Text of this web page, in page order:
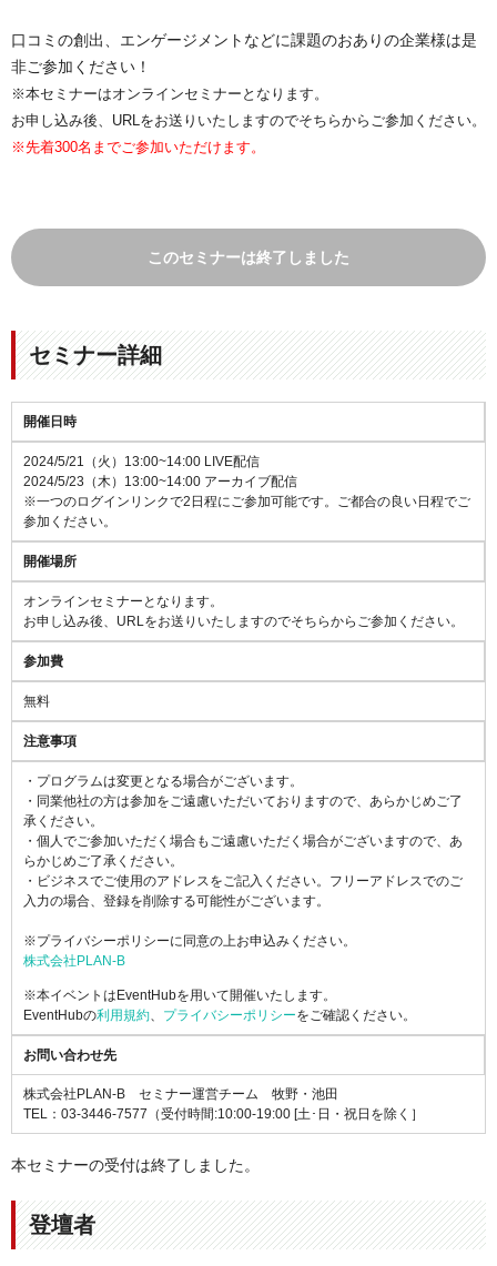
口コミの創出、エンゲージメントなどに課題のおありの企業様は是
非ご参加ください！
※本セミナーはオンラインセミナーとなります。
お申し込み後、URLをお送りいたしますのでそちらからご参加ください。
※先着300名までご参加いただけます。
このセミナーは終了しました
セミナー詳細
開催日時
2024/5/21（火）13:00~14:00 LIVE配信
2024/5/23（木）13:00~14:00 アーカイブ配信
※一つのログインリンクで2日程にご参加可能です。ご都合の良い日程でご
参加ください。
開催場所
オンラインセミナーとなります。
お申し込み後、URLをお送りいたしますのでそちらからご参加ください。
参加費
無料
注意事項
・プログラムは変更となる場合がございます。
・同業他社の方は参加をご遠慮いただいておりますので、あらかじめご了
承ください。
・個人でご参加いただく場合もご遠慮いただく場合がございますので、あ
らかじめご了承ください。
・ビジネスでご使用のアドレスをご記入ください。フリーアドレスでのご
入力の場合、登録を削除する可能性がございます。
※プライバシーポリシーに同意の上お申込みください。
株式会社PLAN-B
※本イベントはEventHubを用いて開催いたします。
EventHubの利用規約、 プライバシーポリシーをご確認ください。
お問い合わせ先
株式会社PLAN-B セミナー運営チーム 牧野・池田
TEL：03-3446-7577（受付時間:10:00-19:00 [土･日・祝日を除く］
本セミナーの受付は終了しました。
登壇者